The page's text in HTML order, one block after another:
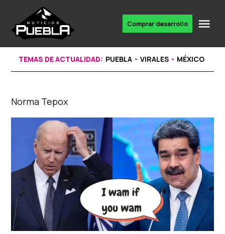
content
noticias
Comprar desarrollo
TEMAS DE ACTUALIDAD: PUEBLA VIRALES MÉXICO
Norma Tepox